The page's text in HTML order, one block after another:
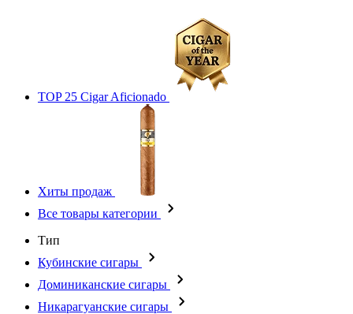
TOP 25 Cigar Aficionado
Хиты продаж
Все товары категории
Тип
Кубинские сигары
Доминиканские сигары
Никарагуанские сигары